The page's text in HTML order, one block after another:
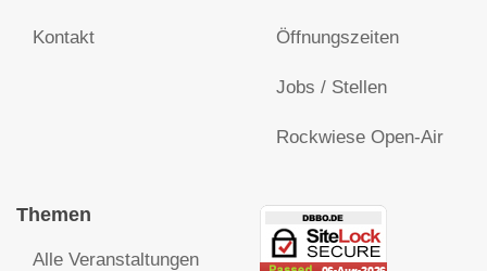
Kontakt Öffnungszeiten
Jobs / Stellen
Rockwiese Open-Air
Themen
Alle Veranstaltungen